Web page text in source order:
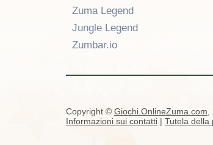
Zuma Legend
Jungle Legend
Zumbar.io
Copyright © Giochi.OnlineZuma.com
Informazioni sui contatti | Tutela della